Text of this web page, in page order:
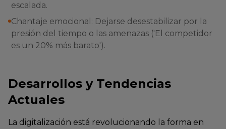
escalada.
Chantaje emocional: Dejarse desestabilizar por la
presión del tiempo o las amenazas ('El competidor
es un 20% más barato').
Desarrollos y Tendencias
Actuales
La digitalización está revolucionando la forma en